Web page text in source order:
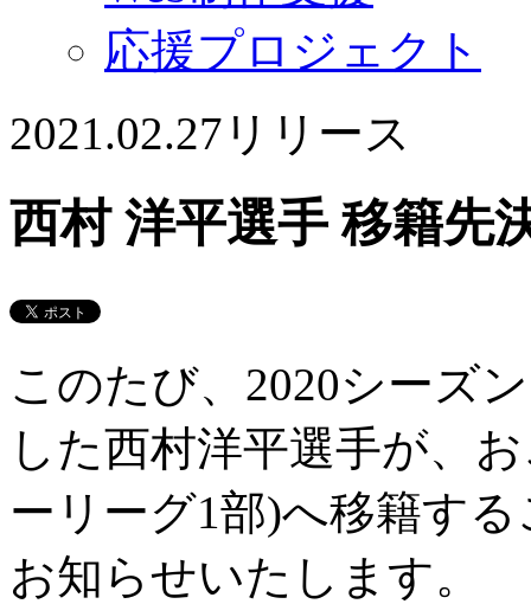
応援プロジェクト
2021.02.27 リリース
西村 洋平選手 移籍先
このたび、2020シーズ
した西村洋平選手が、
ーリーグ1部)へ移籍す
お知らせいたします。